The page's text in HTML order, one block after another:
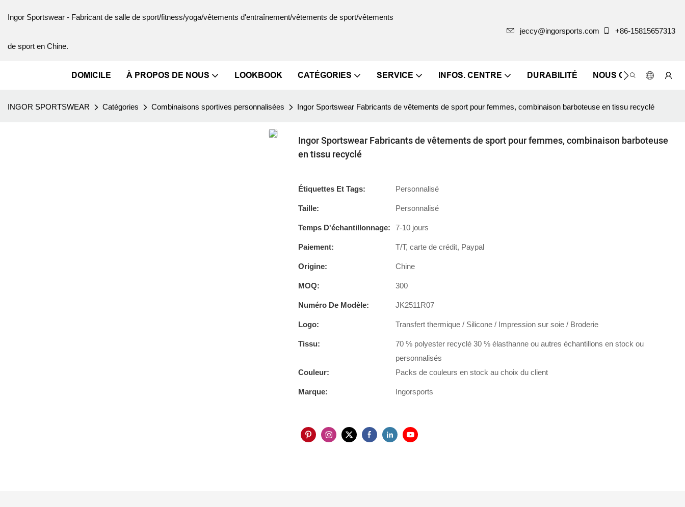
Ingor Sportswear - Fabricant de salle de sport/fitness/yoga/vêtements d'entraînement/vêtements de sport/vêtements
de sport en Chine.
jeccy@ingorsports.com +86-15815657313
DOMICILE À PROPOS DE NOUS LOOKBOOK CATÉGORIES SERVICE INFOS. CENTRE DURABILITÉ NOUS CONTACTER
INGOR SPORTSWEAR Catégories Combinaisons sportives personnalisées Ingor Sportswear Fabricants de vêtements de sport pour femmes, combinaison barboteuse en tissu recyclé
Ingor Sportswear Fabricants de vêtements de sport pour femmes, combinaison barboteuse
en tissu recyclé
Étiquettes Et Tags: Personnalisé
Taille: Personnalisé
Temps D'échantillonnage: 7-10 jours
Paiement: T/T, carte de crédit, Paypal
Origine: Chine
MOQ: 300
Numéro De Modèle: JK2511R07
Logo: Transfert thermique / Silicone / Impression sur soie / Broderie
Tissu:
70 % polyester recyclé 30 % élasthanne ou autres échantillons en stock ou
personnalisés
Couleur:
Packs de couleurs en stock au choix du client
Marque: Ingorsports